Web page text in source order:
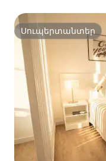
Սուպերտանտեր
Սուպերտանտեր